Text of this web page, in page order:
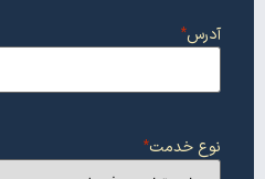
آدرس*
نوع خدمت*